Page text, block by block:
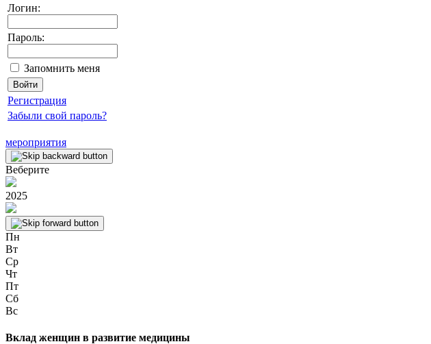
Логин:
Пароль:
Запомнить меня
Регистрация
Забыли свой пароль?
мероприятия
Веберите
2025
Пн
Вт
Ср
Чт
Пт
Сб
Вс
Вклад женщин в развитие медицины